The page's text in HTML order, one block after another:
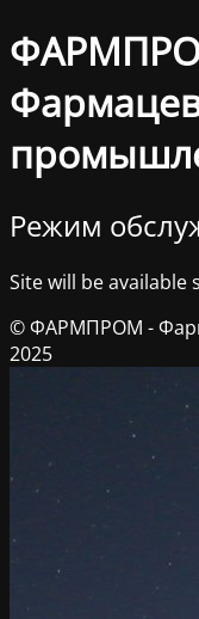
Режим
Site will be available
© ФАРМПРОМ -
2025